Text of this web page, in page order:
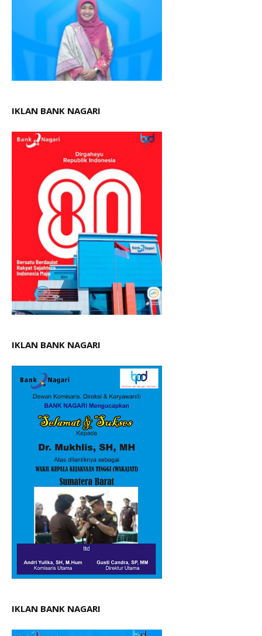
IKLAN BANK NAGARI
IKLAN BANK NAGARI
IKLAN BANK NAGARI